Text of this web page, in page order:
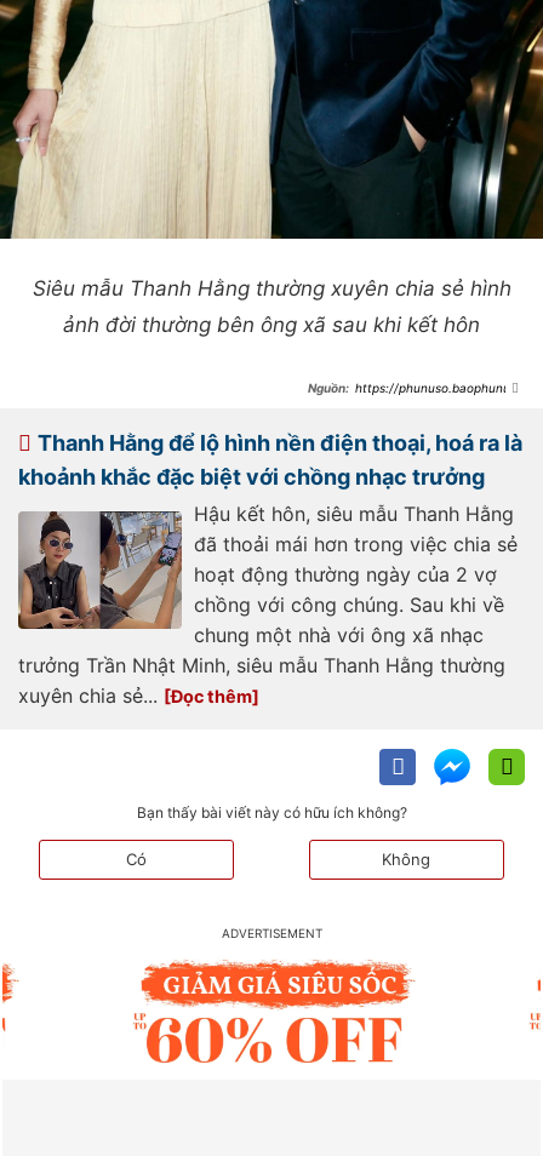
Siêu mẫu Thanh Hằng thường xuyên chia sẻ hình
ảnh đời thường bên ông xã sau khi kết hôn
https://phunuso.baophunuth
danh-dau-chu-quyen-qua-chi-tiet-
nay-193240210104844221.htm
Thanh Hằng để lộ hình nền điện thoại, hoá ra là
khoảnh khắc đặc biệt với chồng nhạc trưởng
Hậu kết hôn, siêu mẫu Thanh Hằng
đã thoải mái hơn trong việc chia sẻ
hoạt động thường ngày của 2 vợ
chồng với công chúng. Sau khi về
chung một nhà với ông xã nhạc
trưởng Trần Nhật Minh, siêu mẫu Thanh Hằng thường
xuyên chia sẻ...
Bạn thấy bài viết này có hữu ích không?
Có Không